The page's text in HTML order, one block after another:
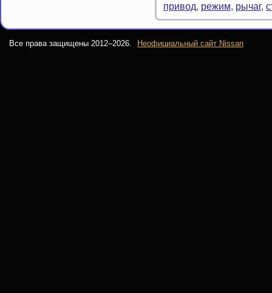
привод, режим, рычаг,
Все права защищены 2012–2026. Неофициальный сайт Nissan